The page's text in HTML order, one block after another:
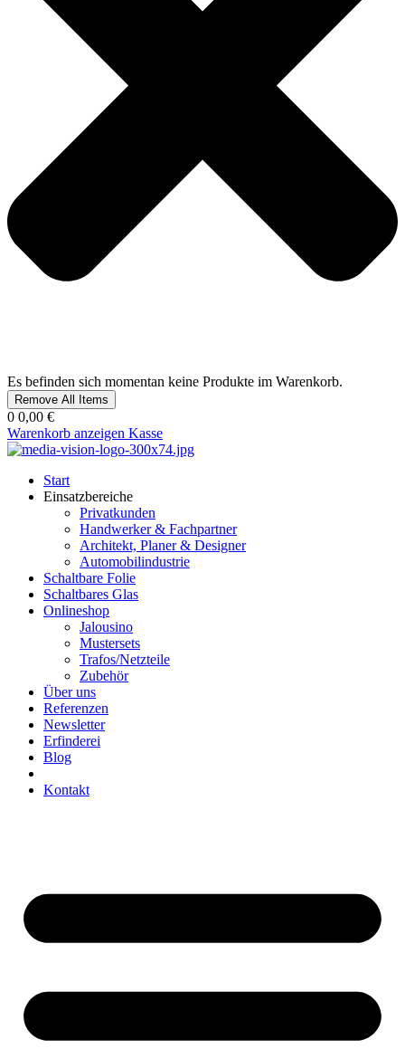
Es befinden sich momentan keine Produkte im Warenkorb.
Remove All Items
0 0,00 €
Warenkorb anzeigen Kasse
Start
Einsatzbereiche
Privatkunden
Handwerker & Fachpartner
Architekt, Planer & Designer
Automobilindustrie
Schaltbare Folie
Schaltbares Glas
Onlineshop
Jalousino
Mustersets
Trafos/Netzteile
Zubehör
Über uns
Referenzen
Newsletter
Erfinderei
Blog
Kontakt